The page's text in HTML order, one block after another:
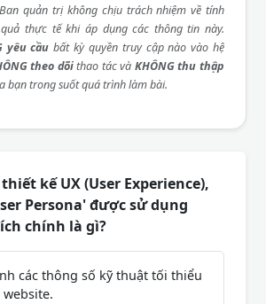
quản trị không chịu trách nhiệm về tính
thực tế khi áp dụng các thông tin này.
yêu cầu bất kỳ quyền truy cập nào vào hệ
theo dõithao tác và KHÔNG thu thập
bạn trong suốt quá trình làm bài.
kế UX (User Experience),
Persona' được sử dụng
chính là gì?
các thông số kỹ thuật tối thiểu